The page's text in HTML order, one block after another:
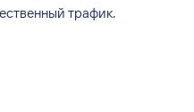
трафик.